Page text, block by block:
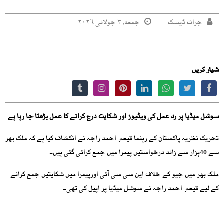
جرات ڈیسک جمعه, ۳ جولائی ۲۰۲۶
شیئر کریں
سوشل میڈیا پر رد عمل کی ویڈیوز اور شکایت درج کرانے کا عمل بڑھتا جا رہا ہے
تحریک نظریہ پاکستان کے رہنما قیصر احمد راجہ نے انکشاف کیا ہے کہ ملک بھر
سے 40ہزار سے زائد درخواستیں پیمرا میں جمع کرائی گئی ہیں۔
ملک بھر میں جیو کے خلاف این سی سی آئی اورپیمرا میں شکایتیں جمع کرانے
کے لیے قیصر احمد راجہ نے سوشل میڈیا پر اپیل کی تھی۔